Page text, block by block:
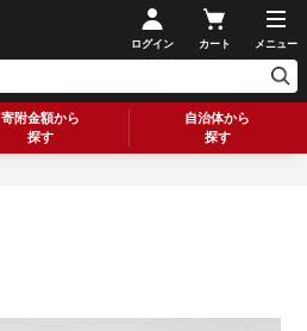
ログイン カート メニュー
寄附金額から
探す
自治体から
探す